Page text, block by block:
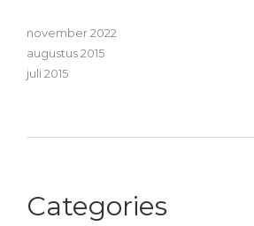
november 2022
augustus 2015
juli 2015
Categories